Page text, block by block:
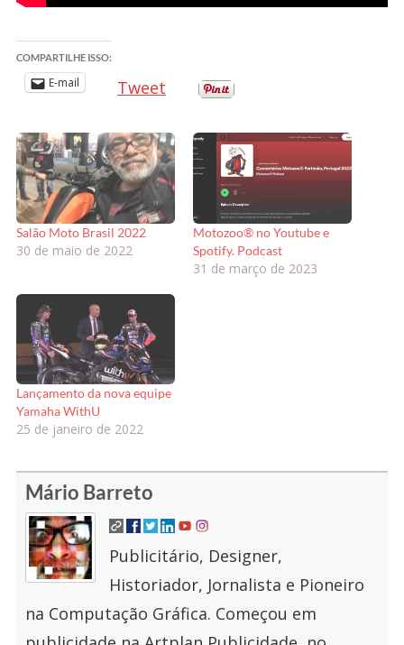
COMPARTILHE ISSO:
E-mail Tweet
Salão Moto Brasil 2022
30 de maio de 2022
Motozoo® no Youtube e
Spotify. Podcast
31 de março de 2023
Lançamento da nova equipe
Yamaha WithU
25 de janeiro de 2022
Mário Barreto
Publicitário, Designer,
Historiador, Jornalista e Pioneiro
na Computação Gráfica. Começou em